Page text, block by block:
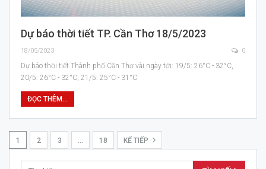
Dự báo thời tiết TP. Cần Thơ 18/5/2023
18/05/2023 0
Dự báo thời tiết Thành phố Cần Thơ vài ngày tới: 19/5: 26°C - 32°C,
20/5: 26°C - 32°C, 21/5: 25°C - 31°C
ĐỌC THÊM...
1 2 3 … 18 KẾ TIẾP